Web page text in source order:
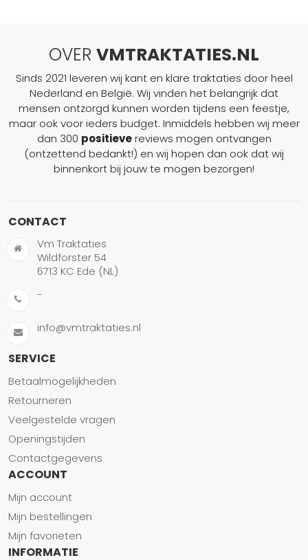
OVER VMTRAKTATIES.NL
Sinds 2021 leveren wij kant en klare traktaties door heel
Nederland en België. Wij vinden het belangrijk dat
mensen ontzorgd kunnen worden tijdens een feestje,
maar ook voor ieders budget. Inmiddels hebben wij meer
dan 300 positievereviews mogen ontvangen
(ontzettend bedankt!) en wij hopen dan ook dat wij
binnenkort bij jouw te mogen bezorgen!
CONTACT
Vm Traktaties
Wildforster 54
6713 KC Ede (NL)
-
info@vmtraktaties.nl
SERVICE
Betaalmogelijkheden
Retourneren
Veelgestelde vragen
Openingstijden
Contactgegevens
ACCOUNT
Mijn account
Mijn bestellingen
Mijn favorieten
INFORMATIE